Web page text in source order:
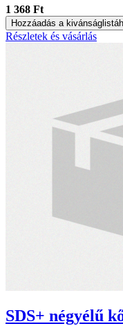
1 368 Ft
Hozzáadás a
Részletek és vásárlás
SDS+ négyélű